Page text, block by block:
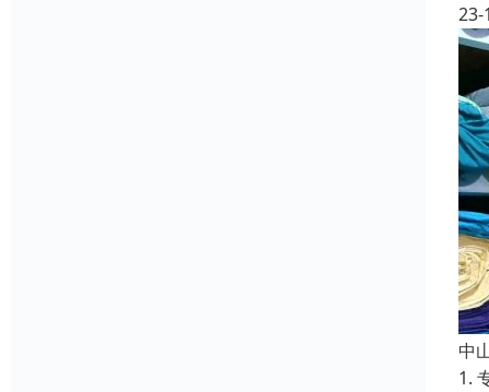
23-
中
1.